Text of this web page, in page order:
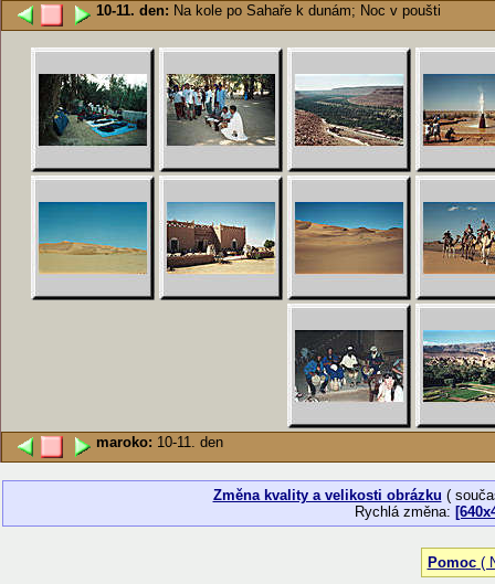
10-11. den: Na kole po Sahaře k dunám; Noc v poušti
maroko: 10-11. den
Změna kvality a velikosti obrázku (
Rychlá změna:
Pomoc(